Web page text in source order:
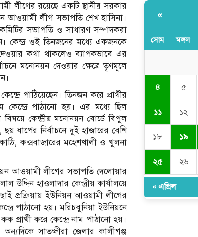
লীগের রয়েছে একটি স্থানীয় সরকার
আওয়ামী লীগ সভাপতি শেখ হাসিনা।
সভাপতি ও সাধারণ সম্পাদকরা
কেন্দ্র ওই তিনজনের মধ্যে একজনকে
দেওয়ার কথা থাকলেও ব্যাপকভাবে এর
মনোনয়ন দেওয়ার ক্ষেত্রে তৃণমূলে
পাঠিয়েছেন। তিনজন করে প্রার্থীর
কেন্দ্রে পাঠানো হয়। এর মধ্যে ছিল
কেন্দ্রীয় মনোনয়ন বোর্ডে বিপুল
ধাপের নির্বাচনে দুই হাজারের বেশি
কক্সবাজারের মহেশখালী ও খুলনা
আওয়ামী লীগের সভাপতি দেলোয়ার
হাওলাদার কেন্দ্রীয় কার্যালয়ে
প্রক্রিয়ায় ইউনিয়ন আওয়ামী লীগের
পাঠানো হয়। মরিচবুনিয়া ইউনিয়নে
করে কেন্দ্রে নাম পাঠানো হয়।
সাতক্ষীরা জেলার কালীগঞ্জ
«
সোম মঙ্গল
৪ ৫
১১ ১২
১৮ ১৯
২৫ ২৬
« এপ্রিল